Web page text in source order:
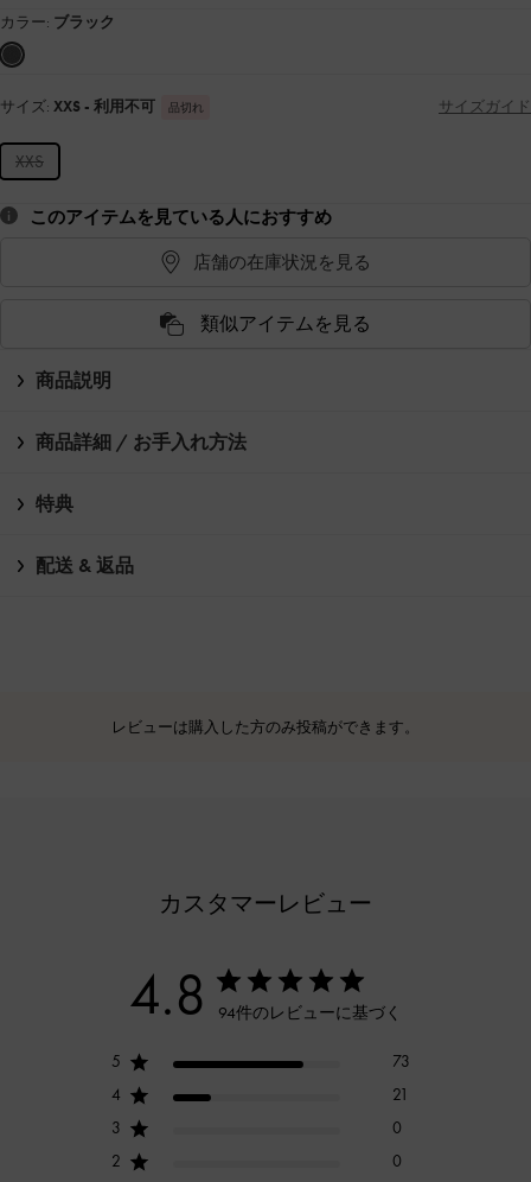
カラー: ブラック
サイズ: XXS - 利用不可 品切れ サイズガイド
XXS
このアイテムを見ている人におすすめ
店舗の在庫状況を見る
類似アイテムを見る
商品説明
商品詳細 / お手入れ方法
特典
配送 & 返品
レビューは購入した方のみ投稿ができます。
カスタマーレビュー
4.8 94件のレビューに基づく
5
73
4
21
3
0
2
0